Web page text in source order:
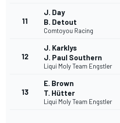
11
J. Day
B. Detout
Comtoyou Racing
12
J. Karklys
J. Paul Southern
Liqui Moly Team Engstler
13
E. Brown
T. Hütter
Liqui Moly Team Engstler